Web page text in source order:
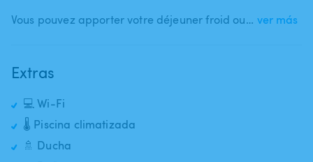
Vous pouvez apporter votre déjeuner froid ou… ver más
Extras
💻 Wi-Fi
🌡️ Piscina climatizada
🚿 Ducha